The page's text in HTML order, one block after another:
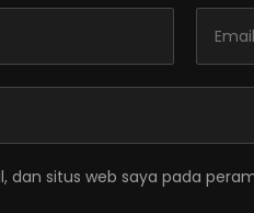
dan situs web saya pada